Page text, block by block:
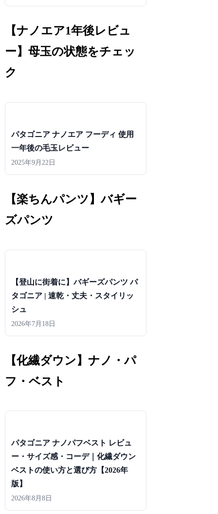
【ナノエア1年後レビュ
ー】母玉の状態をチェッ
ク
パタゴニア ナノエア フーディ 使用
一年後の毛玉レビュー
2025年9月22日
【楽ちんパンツ】バギー
ズパンツ
【登山に街着に】バギーズパンツ パ
タゴニア | 速乾・丈夫・スタイリッ
シュ
2026年7月18日
【化繊ダウン】ナノ・パ
フ・ベスト
パタゴニア ナノパフベスト レビュ
ー・サイズ感・コーデ｜化繊ダウン
ベストの使い方と選び方【2026年
版】
2026年8月8日